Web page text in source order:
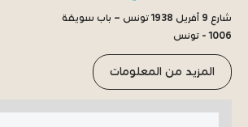
شارع 9 أفريل 1938 تونس – باب سويقة
1006 - تونس
المزيد من المعلومات